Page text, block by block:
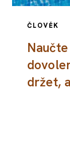
ČLOVĚK
držet,